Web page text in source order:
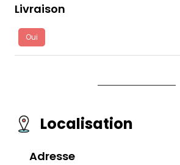
Livraison
Oui
Localisation
Adresse